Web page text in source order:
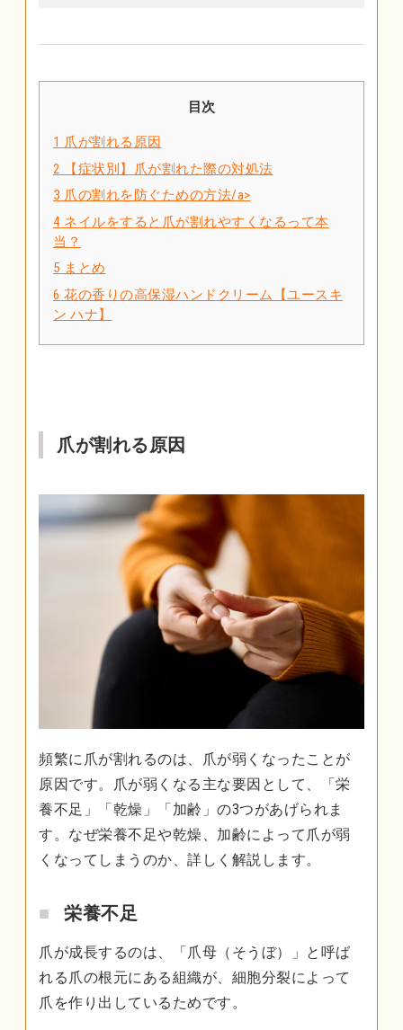
目次
1 爪が割れる原因
2
【症状別】爪が割れた際の対処法
3 爪の割れを防ぐための方法/a>
4 ネイルをすると爪が割れやすくなるって本
当？
5 まとめ
6 花の香りの高保湿ハンドクリーム【ユースキ
ン ハナ】
爪が割れる原因
頻繁に爪が割れるのは、爪が弱くなったことが
原因です。爪が弱くなる主な要因として、「栄
養不足」「乾燥」「加齢」の3つがあげられま
す。なぜ栄養不足や乾燥、加齢によって爪が弱
くなってしまうのか、詳しく解説します。
栄養不足
爪が成長するのは、「爪母（そうぼ）」と呼ば
れる爪の根元にある組織が、細胞分裂によって
爪を作り出しているためです。